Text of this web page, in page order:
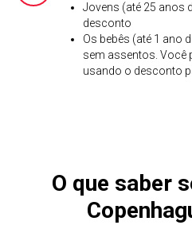
Jovens (até 25 anos
desconto
Os bebês (até 1 ano
sem assentos. Você
usando o desconto
O que saber